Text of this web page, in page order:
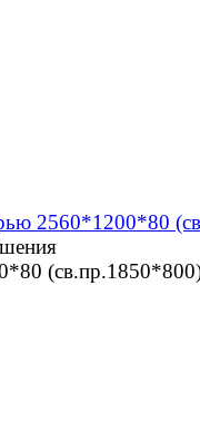
2560*1200*80